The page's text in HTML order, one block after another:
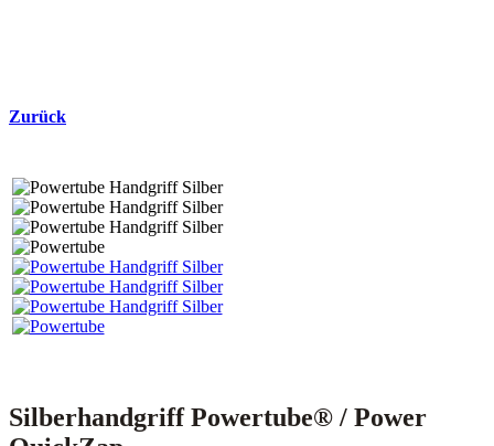
Zurück
Silberhandgriff Powertube® / Power